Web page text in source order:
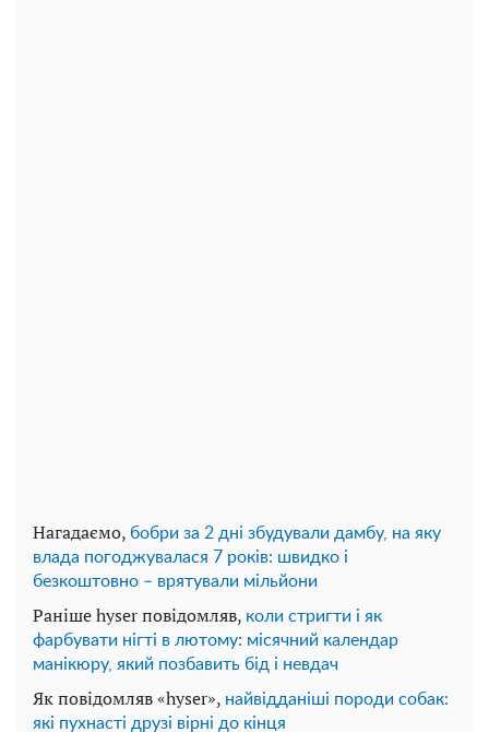
Нагадаємо, бобри за 2 дні збудували дамбу, на яку
влада погоджувалася 7 років: швидко і
безкоштовно – врятували мільйони
Раніше hyser повідомляв, коли стригти і як
фарбувати нігті в лютому: місячний календар
манікюру, який позбавить бід і невдач
Як повідомляв «hyser», найвідданіші породи собак:
які пухнасті друзі вірні до кінця